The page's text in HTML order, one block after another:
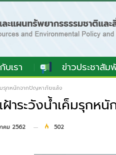
บเรา ข่าวประชาสัม
มรุกหนักจากปัญหาภัยแล้ง
าระวังน้ำเค็มรุกห
คม 2562 502